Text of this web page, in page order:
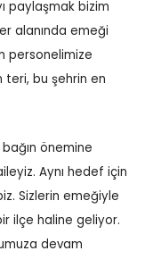
paylaşmak bizim
alanında emeği
personelimize
teri, bu şehrin en
önemine
Aynı hedef için
Sizlerin emeğiyle
ilçe haline geliyor.
devam